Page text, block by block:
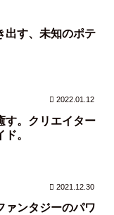
出す、未知のポテ
2022.01.12
す。クリエイター
。
2021.12.30
ァンタジーのパワ